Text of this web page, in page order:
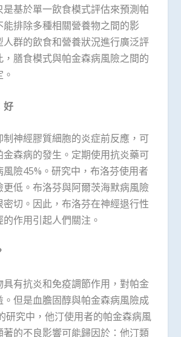
基於單一飲食模式評估來預測帕
排除多種相關營養物之間的影
人群的飲食和營養狀況進行廣泛評
膳食模式與帕金森病風險之間的
好
神經膠質細胞的炎症前反應，可
森病的發生。定期使用抗炎藥可
險45%。研究中，布洛芬使用者
更低。布洛芬與阿爾茨海默病風險
密切。因此，布洛芬在神經退行性
作用引起人們關注。
有抗炎和免疫調節作用，對帕金
但是血膽固醇與帕金森病風險成
研究中，他汀使用者的帕金森病風
著的不良影響可能歸因於：他汀類